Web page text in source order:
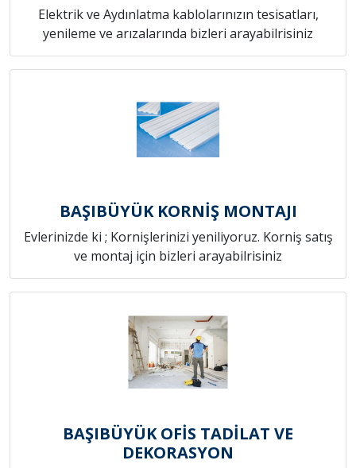
Elektrik ve Aydınlatma kablolarınızın tesisatları,
yenileme ve arızalarında bizleri arayabilrisiniz
BAŞIBÜYÜK KORNİŞ MONTAJI
Evlerinizde ki ; Kornişlerinizi yeniliyoruz. Korniş satış
ve montaj için bizleri arayabilrisiniz
BAŞIBÜYÜK OFİS TADİLAT VE
DEKORASYON